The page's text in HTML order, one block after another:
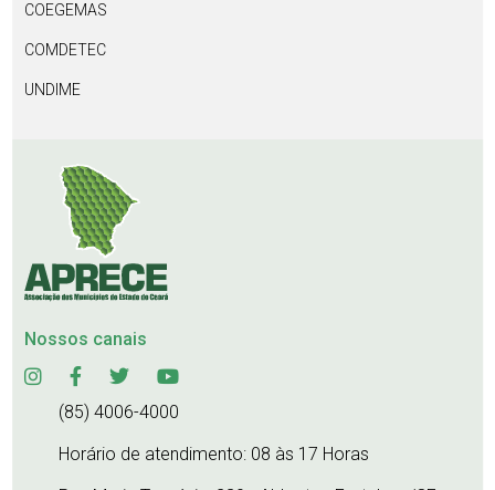
COEGEMAS
COMDETEC
UNDIME
Nossos canais
(85) 4006-4000
Horário de atendimento: 08 às 17 Horas